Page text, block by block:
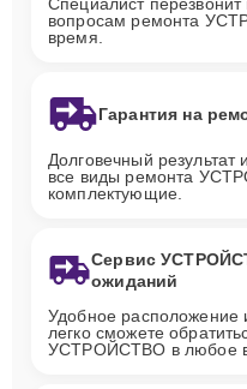
вопросам ремонта
время.
Гарантия на
Долговечный
все виды ремонта
комплектующие.
Сервис
ожиданий
Удобное расположение
легко сможете
УСТРОЙСТВО в любое